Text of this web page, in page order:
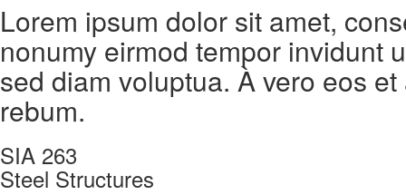
Lorem ipsum dolor sit amet,
nonumy eirmod tempor invidunt
sed diam voluptua. À vero eos
rebum.
SIA 263
Steel Structures